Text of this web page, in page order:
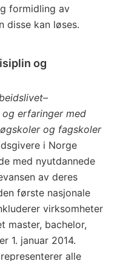
formidling av
disse kan løses.
og
erfaringer med
og fagskoler
i Norge
med nyutdannede
av deres
første nasjonale
virksomheter
master, bachelor,
1. januar 2014.
alle